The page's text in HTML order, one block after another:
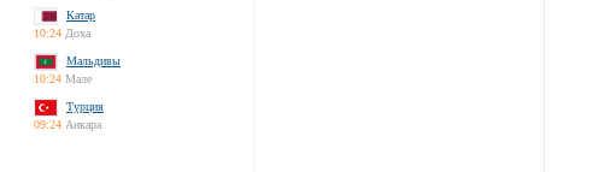
Катар
10:24 Доха
Мальдивы
10:24 Мале
Турция
09:24 Анкара